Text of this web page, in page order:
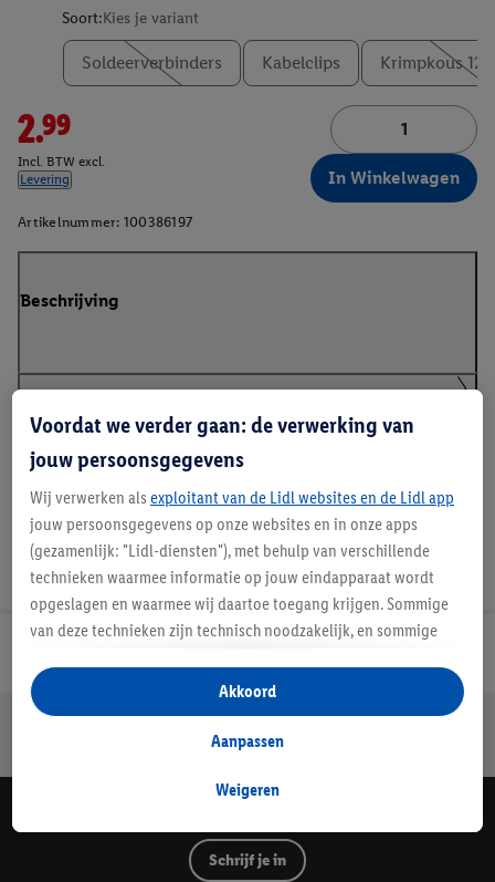
Soort:Kies je variant
Soldeerverbinders Kabelclips Krimpkous
2.99
Incl. BTW excl.
Levering
In Winkelwagen
Artikelnummer: 100386197
Beschrijving
Details over productveiligheid
Jouw voordelen bij ons als Lidl webshop klant
Veilig winkelen
Schrijf je in
Voordat we verder gaan: de verwerking van
jouw persoonsgegevens
Wij verwerken als exploitant van de Lidl websites en de Lidl app
jouw persoonsgegevens op onze websites en in onze apps
(gezamenlijk: "Lidl-diensten"), met behulp van verschillende
technieken waarmee informatie op jouw eindapparaat wordt
opgeslagen en waarmee wij daartoe toegang krijgen. Sommige
van deze technieken zijn technisch noodzakelijk, en sommige
opslaan van voorkeursinstellingen, het verzamelen en
analyseren van statistieken of voor het tonen van
gepersonaliseerde reclame binnen en buiten de Lidl-diensten.
gegevens over jouw aankoopgedrag in de winkel ook voor de
Als je hier toestemming geeft aan ons voor het personaliseren
van reclame en als je vervolgens een Lidl Plus-account
Weigeren
Aanpassen
Akkoord